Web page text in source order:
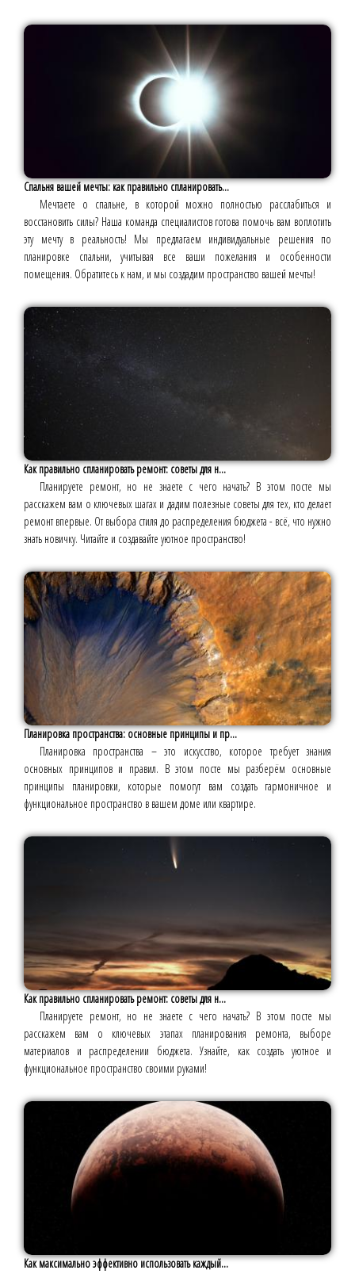
Спальня вашей мечты: как правильно спланировать...
Мечтаете о спальне, в которой можно полностью расслабиться и
восстановить силы? Наша команда специалистов готова помочь вам воплотить
эту мечту в реальность! Мы предлагаем индивидуальные решения по
планировке спальни, учитывая все ваши пожелания и особенности
помещения. Обратитесь к нам, и мы создадим пространство вашей мечты!
Как правильно спланировать ремонт: советы для н...
Планируете ремонт, но не знаете с чего начать? В этом посте мы
расскажем вам о ключевых шагах и дадим полезные советы для тех, кто делает
ремонт впервые. От выбора стиля до распределения бюджета - всё, что нужно
знать новичку. Читайте и создавайте уютное пространство!
Планировка пространства: основные принципы и пр...
Планировка пространства – это искусство, которое требует знания
основных принципов и правил. В этом посте мы разберём основные
принципы планировки, которые помогут вам создать гармоничное и
функциональное пространство в вашем доме или квартире.
Как правильно спланировать ремонт: советы для н...
Планируете ремонт, но не знаете с чего начать? В этом посте мы
расскажем вам о ключевых этапах планирования ремонта, выборе
материалов и распределении бюджета. Узнайте, как создать уютное и
функциональное пространство своими руками!
Как максимально эффективно использовать каждый...